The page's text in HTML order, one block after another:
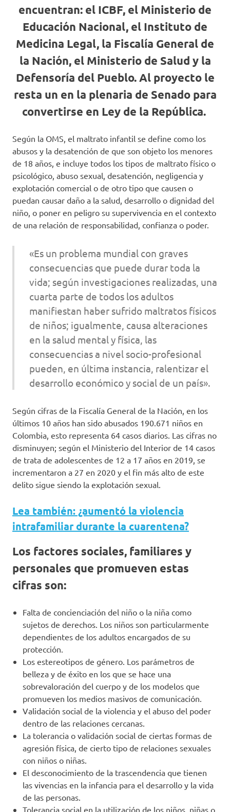
encuentran: el ICBF, el Ministerio de
Educación Nacional, el Instituto de
Medicina Legal, la Fiscalía General de
la Nación, el Ministerio de Salud y la
Defensoría del Pueblo. Al proyecto le
resta un en la plenaria de Senado para
convertirse en Ley de la República.
Según la OMS, el maltrato infantil se define como los
abusos y la desatención de que son objeto los menores
de 18 años, e incluye todos los tipos de maltrato físico o
psicológico, abuso sexual, desatención, negligencia y
explotación comercial o de otro tipo que causen o
puedan causar daño a la salud, desarrollo o dignidad del
niño, o poner en peligro su supervivencia en el contexto
de una relación de responsabilidad, confianza o poder.
«Es un problema mundial con graves
consecuencias que puede durar toda la
vida; según investigaciones realizadas, una
cuarta parte de todos los adultos
manifiestan haber sufrido maltratos físicos
de niños; igualmente, causa alteraciones
en la salud mental y física, las
consecuencias a nivel socio-profesional
pueden, en última instancia, ralentizar el
desarrollo económico y social de un país».
Según cifras de la Fiscalía General de la Nación, en los
últimos 10 años han sido abusados 190.671 niños en
Colombia, esto representa 64 casos diarios. Las cifras no
disminuyen; según el Ministerio del Interior de 14 casos
de trata de adolescentes de 12 a 17 años en 2019, se
incrementaron a 27 en 2020 y el fin más alto de este
delito sigue siendo la explotación sexual.
Lea también: ¿aumentó la violencia
intrafamiliar durante la cuarentena?
Los factores sociales, familiares y
personales que promueven estas
cifras son:
Falta de concienciación del niño o la niña como
sujetos de derechos. Los niños son particularmente
dependientes de los adultos encargados de su
protección.
Los estereotipos de género. Los parámetros de
belleza y de éxito en los que se hace una
sobrevaloración del cuerpo y de los modelos que
promueven los medios masivos de comunicación.
Validación social de la violencia y el abuso del poder
dentro de las relaciones cercanas.
La tolerancia o validación social de ciertas formas de
agresión física, de cierto tipo de relaciones sexuales
con niños o niñas.
El desconocimiento de la trascendencia que tienen
las vivencias en la infancia para el desarrollo y la vida
de las personas.
Tolerancia social en la utilización de los niños, niñas o